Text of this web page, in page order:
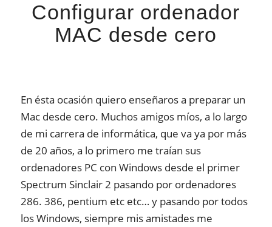
Configurar ordenador
MAC desde cero
En ésta ocasión quiero enseñaros a preparar un
Mac desde cero. Muchos amigos míos, a lo largo
de mi carrera de informática, que va ya por más
de 20 años, a lo primero me traían sus
ordenadores PC con Windows desde el primer
Spectrum Sinclair 2 pasando por ordenadores
286. 386, pentium etc etc… y pasando por todos
los Windows, siempre mis amistades me